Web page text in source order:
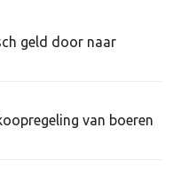
geld door naar
van boeren